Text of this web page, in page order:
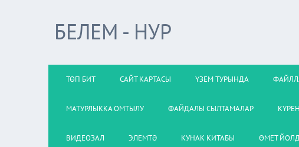
БЕЛЕМ - НУР
ТӨП БИТ САЙТ КАРТАСЫ ҮЗЕМ ТУРЫНДА
МАТУРЛЫККА ОМТЫЛУ ФАЙДАЛЫ СЫЛТАМАЛАР
ВИДЕОЗАЛ ЭЛЕМТӘ КУНАК КИТАБЫ ӨМЕТ